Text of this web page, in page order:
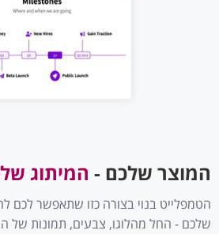
המוצר שלכם - המיתוג
הטמפלייט בנוי בצורה כזו שתאפשר לכם
שלכם - החל מהלוגו, צבעים, תמונות של